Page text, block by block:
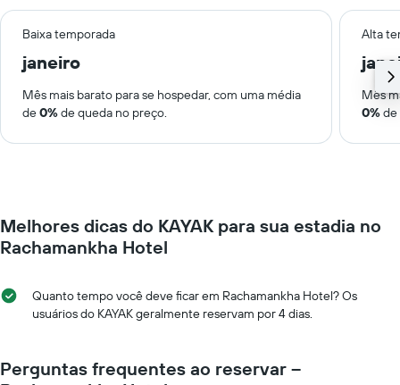
Baixa temporada Alta
janeiro
Mês mais barato para se hospedar, com uma média
de0%de queda no preço.
Mês
0%de
Melhores dicas do KAYAK para sua estadia no
Rachamankha Hotel
Quanto tempo você deve ficar em Rachamankha Hotel? Os
usuários do KAYAK geralmente reservam por 4 dias.
Perguntas frequentes ao reservar –